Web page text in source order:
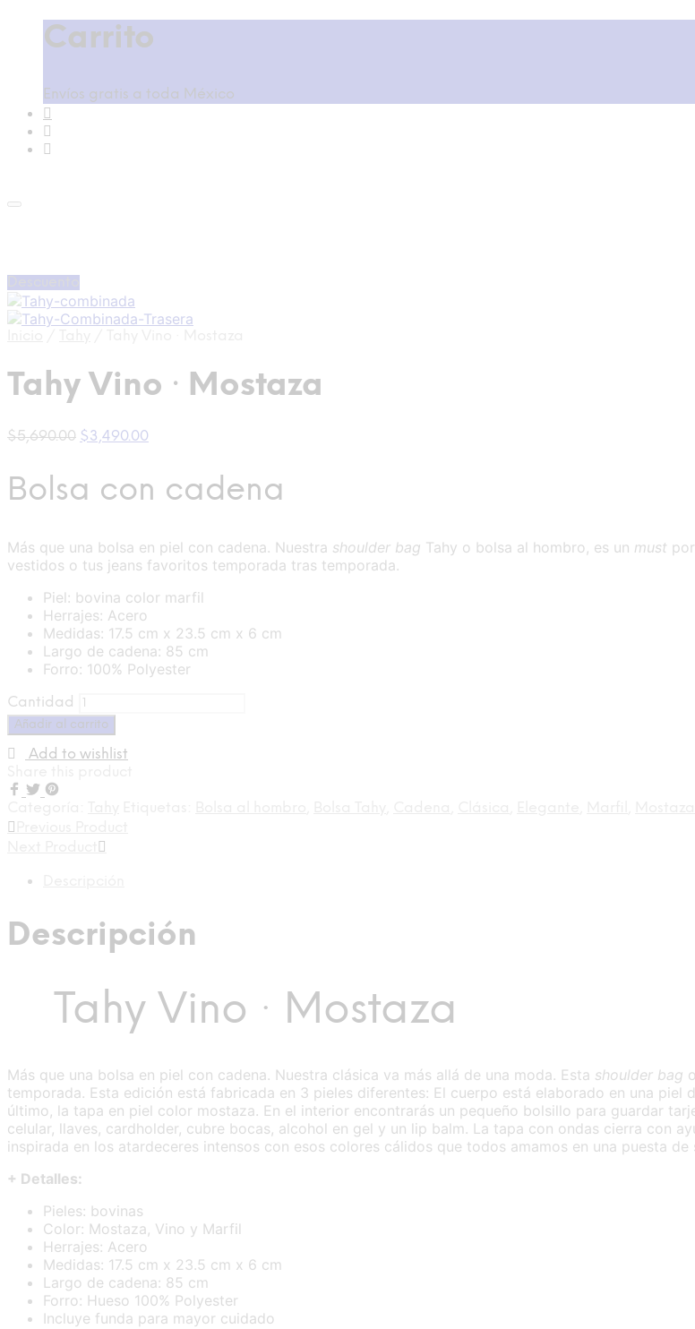
Carrito
Envíos gratis a toda México
Tahy Vino · Mostaza
$5,690.00 $3,490.00
Bolsa con cadena
Más que una bolsa en piel con cadena. Nuestra shoulder bag Tahy o bolsa al hombro, es un must
vestidos o tus jeans favoritos temporada tras temporada.
Piel: bovina color marfil
Herrajes: Acero
Medidas: 17.5 cm x 23.5 cm x 6 cm
Largo de cadena: 85 cm
Forro: 100% Polyester
Cantidad
Añadir al carrito
Add to wishlist
Descripción
Tahy Vino · Mostaza
Más que una bolsa en piel con cadena. Nuestra clásica va más allá de una moda. Esta shoulder bag
temporada. Esta edición está fabricada en 3 pieles diferentes: El cuerpo está elaborado en una
último, la tapa en piel color mostaza. En el interior encontrarás un pequeño bolsillo para guardar
celular, llaves, cardholder, cubre bocas, alcohol en gel y un lip balm. La tapa con ondas cierra con
inspirada en los atardeceres intensos con esos colores cálidos que todos amamos en una puesta
+ Detalles:
Pieles: bovinas
Color: Mostaza, Vino y Marfil
Herrajes: Acero
Medidas: 17.5 cm x 23.5 cm x 6 cm
Largo de cadena: 85 cm
Forro: Hueso 100% Polyester
Incluye funda para mayor cuidado